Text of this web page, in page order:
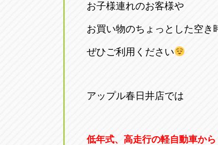
お子様連れのお客様や
お買い物のちょっとした空き
ぜひご利用ください
アップル春日井店では
低年式、高走行の軽自動車から